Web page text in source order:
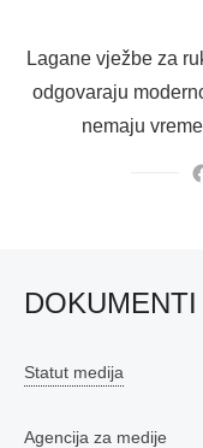
Lagane vježbe za
odgovaraju
nemaju
DOKUMENTI
Statut medija
Agencija za medije